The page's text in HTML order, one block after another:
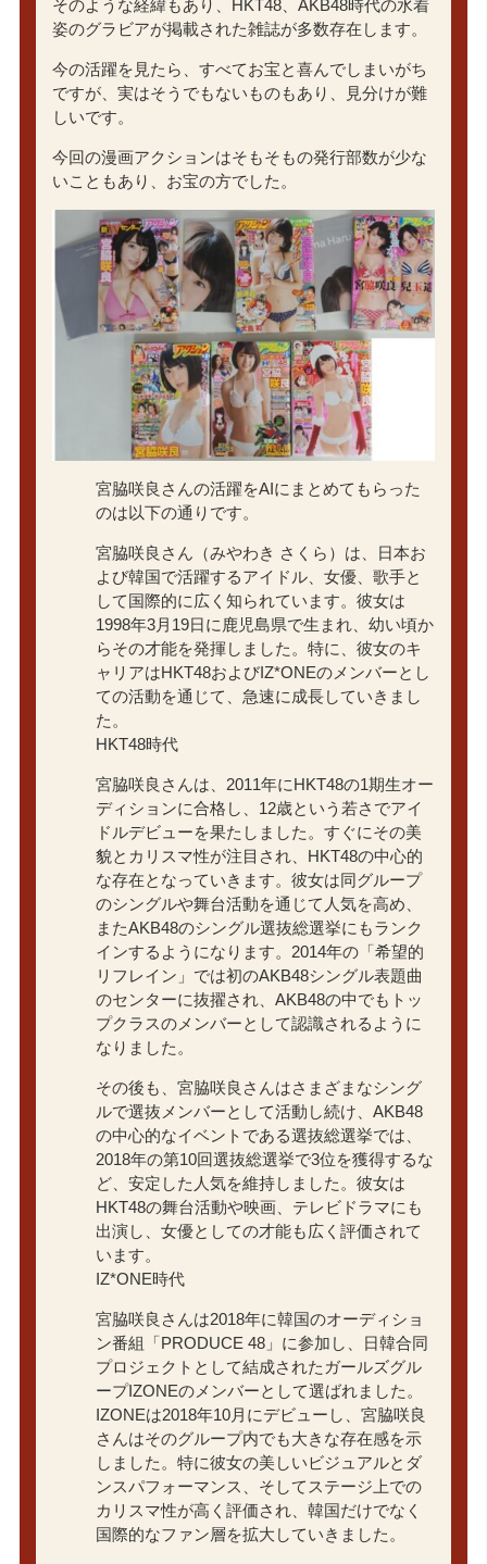
そのような経緯もあり、HKT48、AKB48時代の水着
姿のグラビアが掲載された雑誌が多数存在します。
今の活躍を見たら、すべてお宝と喜んでしまいがち
ですが、実はそうでもないものもあり、見分けが難
しいです。
今回の漫画アクションはそもそもの発行部数が少な
いこともあり、お宝の方でした。
宮脇咲良さんの活躍をAIにまとめてもらった
のは以下の通りです。
宮脇咲良さん（みやわき さくら）は、日本お
よび韓国で活躍するアイドル、女優、歌手と
して国際的に広く知られています。彼女は
1998年3月19日に鹿児島県で生まれ、幼い頃か
らその才能を発揮しました。特に、彼女のキ
ャリアはHKT48およびIZ*ONEのメンバーとし
ての活動を通じて、急速に成長していきまし
た。
HKT48時代
宮脇咲良さんは、2011年にHKT48の1期生オー
ディションに合格し、12歳という若さでアイ
ドルデビューを果たしました。すぐにその美
貌とカリスマ性が注目され、HKT48の中心的
な存在となっていきます。彼女は同グループ
のシングルや舞台活動を通じて人気を高め、
またAKB48のシングル選抜総選挙にもランク
インするようになります。2014年の「希望的
リフレイン」では初のAKB48シングル表題曲
のセンターに抜擢され、AKB48の中でもトッ
プクラスのメンバーとして認識されるように
なりました。
その後も、宮脇咲良さんはさまざまなシング
ルで選抜メンバーとして活動し続け、AKB48
の中心的なイベントである選抜総選挙では、
2018年の第10回選抜総選挙で3位を獲得するな
ど、安定した人気を維持しました。彼女は
HKT48の舞台活動や映画、テレビドラマにも
出演し、女優としての才能も広く評価されて
います。
IZ*ONE時代
宮脇咲良さんは2018年に韓国のオーディショ
ン番組「PRODUCE 48」に参加し、日韓合同
プロジェクトとして結成されたガールズグル
ープIZONEのメンバーとして選ばれました。
IZONEは2018年10月にデビューし、宮脇咲良
さんはそのグループ内でも大きな存在感を示
しました。特に彼女の美しいビジュアルとダ
ンスパフォーマンス、そしてステージ上での
カリスマ性が高く評価され、韓国だけでなく
国際的なファン層を拡大していきました。